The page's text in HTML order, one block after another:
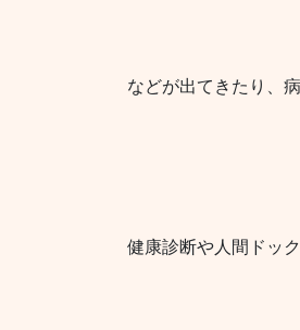
などが出てきたり、
健康診断や人間ドッ